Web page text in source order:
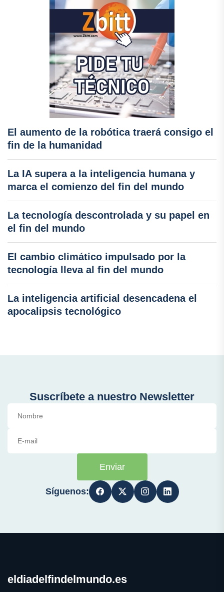
El aumento de la robótica traerá consigo el
fin de la humanidad
La IA supera a la inteligencia humana y
marca el comienzo del fin del mundo
La tecnología descontrolada y su papel en
el fin del mundo
El cambio climático impulsado por la
tecnología lleva al fin del mundo
La inteligencia artificial desencadena el
apocalipsis tecnológico
Suscríbete a nuestro Newsletter
Enviar
Síguenos:
eldiadelfindelmundo.es